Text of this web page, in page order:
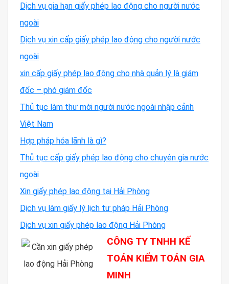
Dịch vụ gia hạn giấy phép lao động cho người nước
ngoài
Dịch vụ xin cấp giấy phép lao động cho người nước
ngoài
xin cấp giấy phép lao động cho nhà quản lý là giám
đốc – phó giám đốc
Thủ tục làm thư mời người nước ngoài nhập cảnh
Việt Nam
Hợp pháp hóa lãnh là gì?
Thủ tục cấp giấy phép lao động cho chuyên gia nước
ngoài
Xin giấy phép lao động tại Hải Phòng
Dịch vụ làm giấy lý lịch tư pháp Hải Phòng
Dịch vụ xin giấy phép lao động Hải Phòng
CÔNG TY TNHH KẾ
TOÁN KIỂM TOÁN GIA
MINH